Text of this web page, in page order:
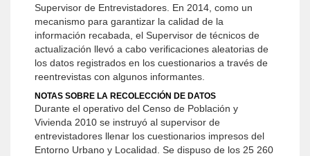
Supervisor de Entrevistadores. En 2014, como un
mecanismo para garantizar la calidad de la
información recabada, el Supervisor de técnicos de
actualización llevó a cabo verificaciones aleatorias de
los datos registrados en los cuestionarios a través de
reentrevistas con algunos informantes.
NOTAS SOBRE LA RECOLECCIÓN DE DATOS
Durante el operativo del Censo de Población y
Vivienda 2010 se instruyó al supervisor de
entrevistadores llenar los cuestionarios impresos del
Entorno Urbano y Localidad. Se dispuso de los 25 260